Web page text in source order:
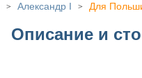
> Александр I > Для
Описание и